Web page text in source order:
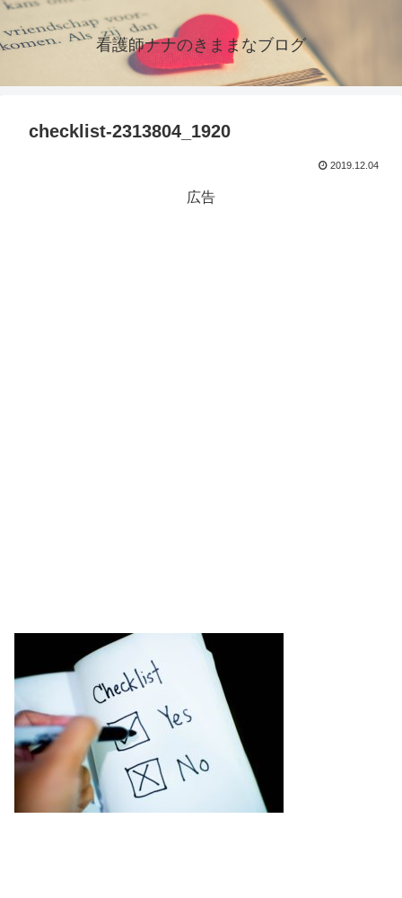
看護師ナナのきままなブログ
checklist-2313804_1920
2019.12.04
広告